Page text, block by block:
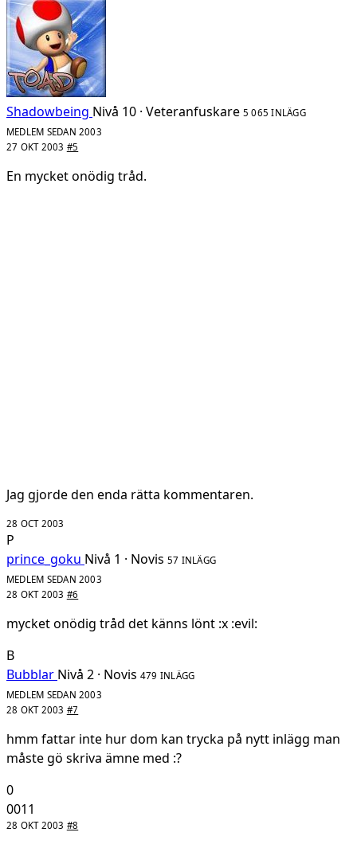
Shadowbeing Nivå 10 · Veteranfuskare 5 065 INLÄGG
MEDLEM SEDAN 2003
27 OKT 2003 #5
En mycket onödig tråd.
Jag gjorde den enda rätta kommentaren.
28 OCT 2003
P
prince_goku Nivå 1 · Novis 57 INLÄGG
MEDLEM SEDAN 2003
28 OKT 2003 #6
mycket onödig tråd det känns lönt :x :evil:
B
Bubblar Nivå 2 · Novis 479 INLÄGG
MEDLEM SEDAN 2003
28 OKT 2003 #7
hmm fattar inte hur dom kan trycka på nytt inlägg man
måste gö skriva ämne med :?
0
0011
28 OKT 2003 #8